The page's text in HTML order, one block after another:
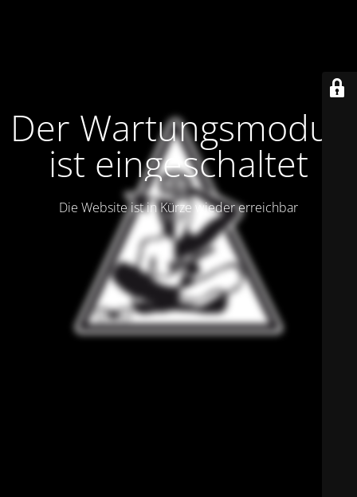
Der Wartungsmodus
ist eingeschaltet
Die Website ist in Kürze wieder erreichbar